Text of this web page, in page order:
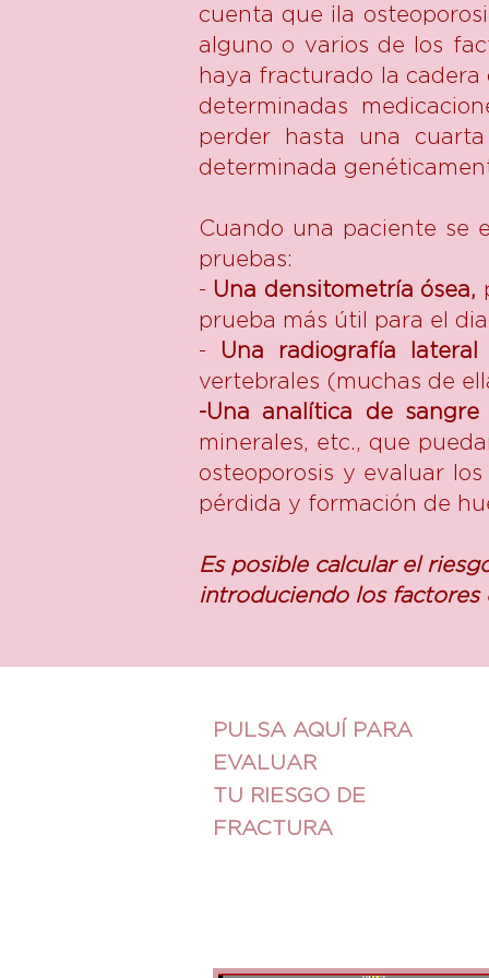
cuenta que ¡la
alguno o varios de los
haya fracturado la
determinadas
perder hasta una
determinada
Cuando una paciente se
pruebas:
- Una densitometría ósea,
prueba más útil para el
- Una radiografía
vertebrales (muchas de
-Una analítica de
minerales, etc., que
osteoporosis y evaluar
pérdida y formación de
Es posible calcular el
introduciendo los factores
PULSA AQUÍ PARA
EVALUAR
TU RIESGO DE
FRACTURA